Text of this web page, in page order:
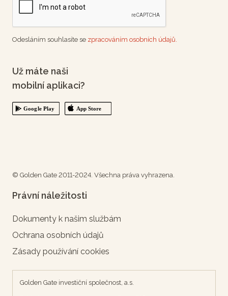
Odesláním souhlasíte se zpracováním osobních údajů.
Už máte naši
mobilní aplikaci?
© Golden Gate 2011-2024. Všechna práva vyhrazena.
Právní náležitosti
Dokumenty k našim službám
Ochrana osobních údajů
Zásady používání cookies
Golden Gate investiční společnost, a.s.